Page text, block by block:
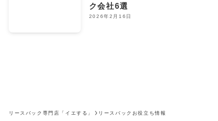
ク会社6選
2026年2月16日
リースバック専門店「イエする」 リースバックお役立ち情報